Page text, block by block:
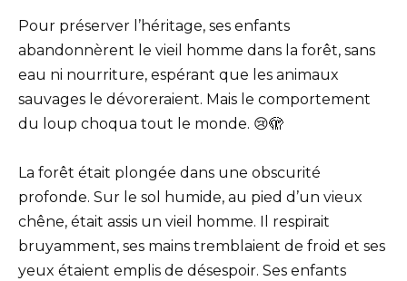
Pour préserver l’héritage, ses enfants
abandonnèrent le vieil homme dans la forêt, sans
eau ni nourriture, espérant que les animaux
sauvages le dévoreraient. Mais le comportement
du loup choqua tout le monde. 😢🫣
La forêt était plongée dans une obscurité
profonde. Sur le sol humide, au pied d’un vieux
chêne, était assis un vieil homme. Il respirait
bruyamment, ses mains tremblaient de froid et ses
yeux étaient emplis de désespoir. Ses enfants